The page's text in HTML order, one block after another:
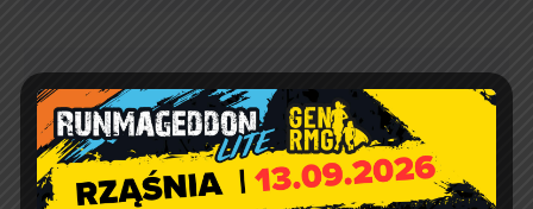
Kontakt
Urząd Gminy w Rząśni
ul. 1 Maja 37